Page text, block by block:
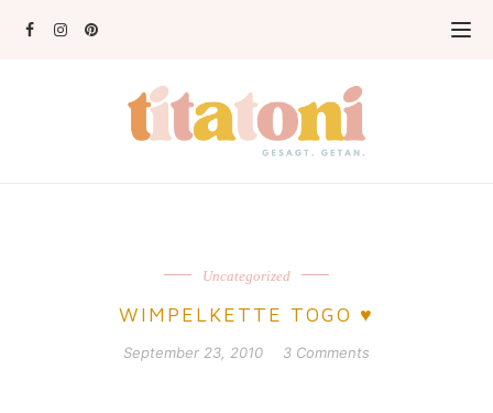
Uncategorized
WIMPELKETTE TOGO ♥
September 23, 2010 3 Comments